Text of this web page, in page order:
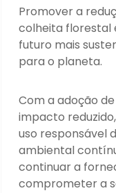
Promover a
colheita florestal
futuro mais
para o planeta.
Com a adoção
impacto
uso responsável
ambiental
continuar a
comprometer a